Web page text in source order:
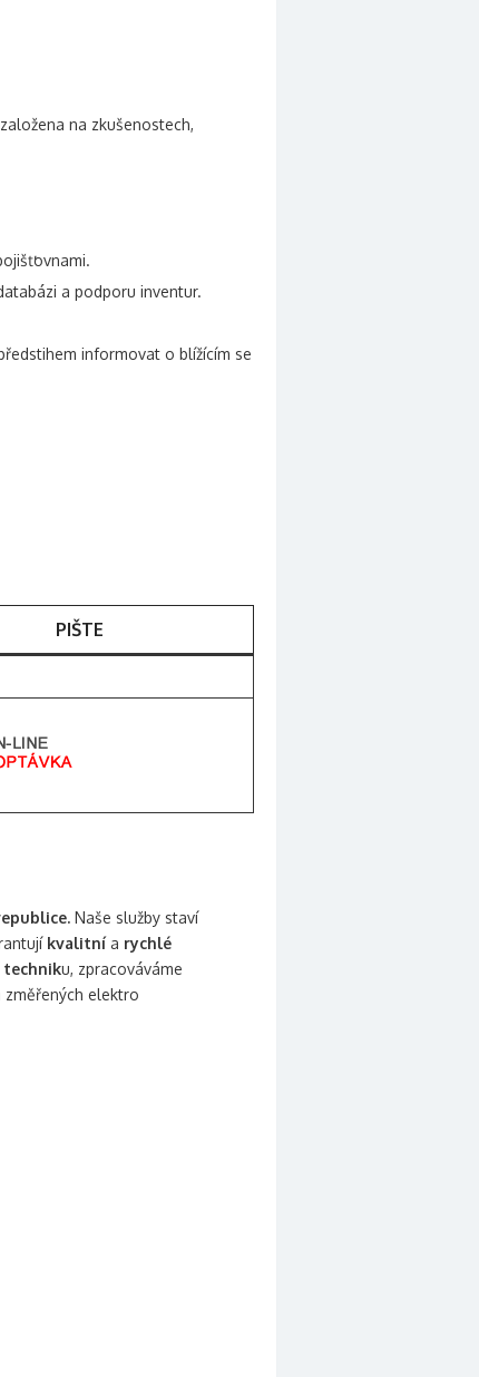
na zkušenostech,
a podporu inventur.
informovat o blížícím se
PIŠTE
Naše služby staví
kvalitní a rychlé
techniku, zpracováváme
elektro